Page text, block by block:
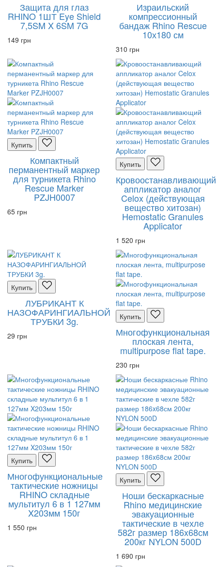
Защита для глаз
RHINO 1ШТ Eye Shield
7,5SM X 6SM 7G
149 грн
Израильский
компрессионный
бандаж Rhino Rescue
10х180 см
310 грн
Купить
Компактный
перманентный маркер
для турникета Rhino
Rescue Marker
PZJH0007
65 грн
Купить
Кровоостанавливающий
аппликатор аналог
Celox (действующая
вещество хитозан)
Hemostatic Granules
Applicator
1 520 грн
Купить
ЛУБРИКАНТ К
НАЗОФАРИНГИАЛЬНОЙ
ТРУБКИ 3g.
29 грн
Купить
Многофункциональная
плоская лента,
multipurpose flat tape.
230 грн
Купить
Многофункциональные
тактические ножницы
RHINO складные
мультитул 6 в 1 127мм
X203мм 150г
1 550 грн
Купить
Ноши бескаркасные
Rhino медицинские
эвакуационные
тактические в чехле
582г размер 186x68см
200кг NYLON 500D
1 690 грн